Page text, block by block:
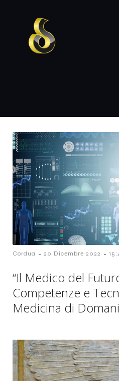
Cordua - 20 Dicembre 2022 -
“Il Medico del
Competenze e
Medicina di Domani